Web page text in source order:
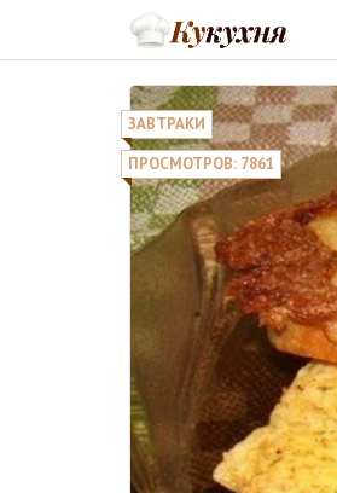
ЗАВТРАКИ
ПРОСМОТРОВ: 7861